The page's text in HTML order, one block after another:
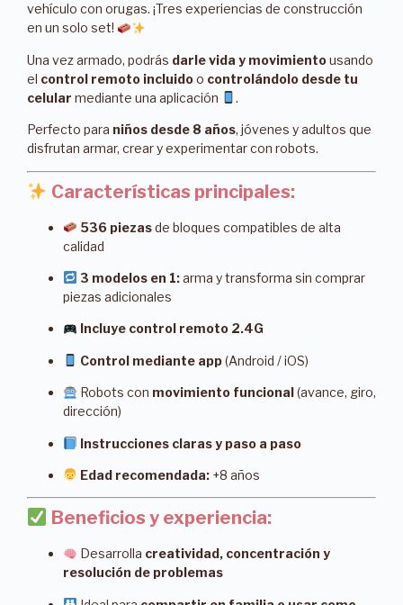
vehículo con orugas. ¡Tres experiencias de construcción
en un solo set!
Una vez armado, podrás darle vida y movimientousando
el control remoto incluidoo controlándolo desde tu
celular mediante una aplicación .
Perfecto para niños desde 8 años, jóvenes y adultos que
disfrutan armar, crear y experimentar con robots.
Características principales:
536 piezasde bloques compatibles de alta
calidad
3 modelos en 1:arma y transforma sin comprar
piezas adicionales
Incluye control remoto 2.4G
Control mediante app(Android / iOS)
Robots con movimiento funcional(avance, giro,
dirección)
Instrucciones claras y paso a paso
Edad recomendada:+8 años
Beneficios y experiencia:
Desarrolla creatividad, concentración y
resolución de problemas